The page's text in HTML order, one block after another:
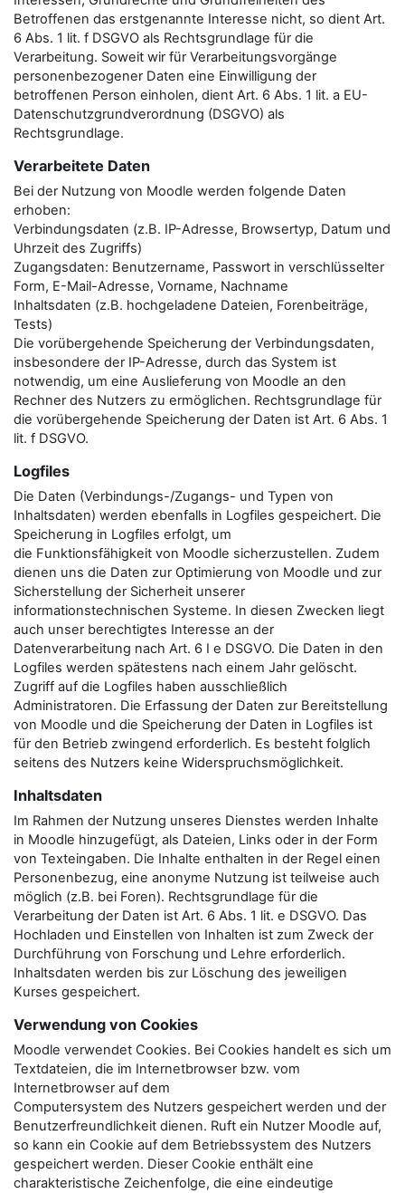
Betroffenen das erstgenannte Interesse nicht, so dient Art.
6 Abs. 1 lit. f DSGVO als Rechtsgrundlage für die
Verarbeitung. Soweit wir für Verarbeitungsvorgänge
personenbezogener Daten eine Einwilligung der
betroffenen Person einholen, dient Art. 6 Abs. 1 lit. a EU-
Datenschutzgrundverordnung (DSGVO) als
Rechtsgrundlage.
Verarbeitete Daten
Bei der Nutzung von Moodle werden folgende Daten
erhoben:
Verbindungsdaten (z.B. IP-Adresse, Browsertyp, Datum und
Uhrzeit des Zugriffs)
Zugangsdaten: Benutzername, Passwort in verschlüsselter
Form, E-Mail-Adresse, Vorname, Nachname
Inhaltsdaten (z.B. hochgeladene Dateien, Forenbeiträge,
Tests)
Die vorübergehende Speicherung der Verbindungsdaten,
insbesondere der IP-Adresse, durch das System ist
notwendig, um eine Auslieferung von Moodle an den
Rechner des Nutzers zu ermöglichen. Rechtsgrundlage für
die vorübergehende Speicherung der Daten ist Art. 6 Abs. 1
lit. f DSGVO.
Logfiles
Die Daten (Verbindungs-/Zugangs- und Typen von
Inhaltsdaten) werden ebenfalls in Logfiles gespeichert. Die
Speicherung in Logfiles erfolgt, um
die Funktionsfähigkeit von Moodle sicherzustellen. Zudem
dienen uns die Daten zur Optimierung von Moodle und zur
Sicherstellung der Sicherheit unserer
informationstechnischen Systeme. In diesen Zwecken liegt
auch unser berechtigtes Interesse an der
Datenverarbeitung nach Art. 6 I e DSGVO. Die Daten in den
Logfiles werden spätestens nach einem Jahr gelöscht.
Zugriff auf die Logfiles haben ausschließlich
Administratoren. Die Erfassung der Daten zur Bereitstellung
von Moodle und die Speicherung der Daten in Logfiles ist
für den Betrieb zwingend erforderlich. Es besteht folglich
seitens des Nutzers keine Widerspruchsmöglichkeit.
Inhaltsdaten
Im Rahmen der Nutzung unseres Dienstes werden Inhalte
in Moodle hinzugefügt, als Dateien, Links oder in der Form
von Texteingaben. Die Inhalte enthalten in der Regel einen
Personenbezug, eine anonyme Nutzung ist teilweise auch
möglich (z.B. bei Foren). Rechtsgrundlage für die
Verarbeitung der Daten ist Art. 6 Abs. 1 lit. e DSGVO. Das
Hochladen und Einstellen von Inhalten ist zum Zweck der
Durchführung von Forschung und Lehre erforderlich.
Inhaltsdaten werden bis zur Löschung des jeweiligen
Kurses gespeichert.
Verwendung von Cookies
Moodle verwendet Cookies. Bei Cookies handelt es sich um
Textdateien, die im Internetbrowser bzw. vom
Internetbrowser auf dem
Computersystem des Nutzers gespeichert werden und der
Benutzerfreundlichkeit dienen. Ruft ein Nutzer Moodle auf,
so kann ein Cookie auf dem Betriebssystem des Nutzers
gespeichert werden. Dieser Cookie enthält eine
charakteristische Zeichenfolge, die eine eindeutige